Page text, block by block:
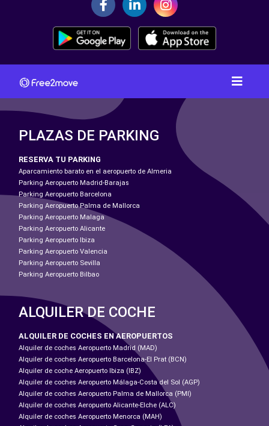
PLAZAS DE PARKING
RESERVA TU PARKING
Aparcamiento barato en el aeropuerto de Almeria
Parking Aeropuerto Madrid-Barajas
Parking Aeropuerto Barcelona
Parking Aeropuerto Palma de Mallorca
Parking Aeropuerto Malaga
Parking Aeropuerto Alicante
Parking Aeropuerto Ibiza
Parking Aeropuerto Valencia
Parking Aeropuerto Sevilla
Parking Aeropuerto Bilbao
ALQUILER DE COCHE
ALQUILER DE COCHES EN AEROPUERTOS
Alquiler de coches Aeropuerto Madrid (MAD)
Alquiler de coches Aeropuerto Barcelona-El Prat (BCN)
Alquiler de coche Aeropuerto Ibiza (IBZ)
Alquiler de coches Aeropuerto Málaga-Costa del Sol (AGP)
Alquiler de coches Aeropuerto Palma de Mallorca (PMI)
Alquiler de coches Aeropuerto Alicante-Elche (ALC)
Alquiler de coches Aeropuerto Menorca (MAH)